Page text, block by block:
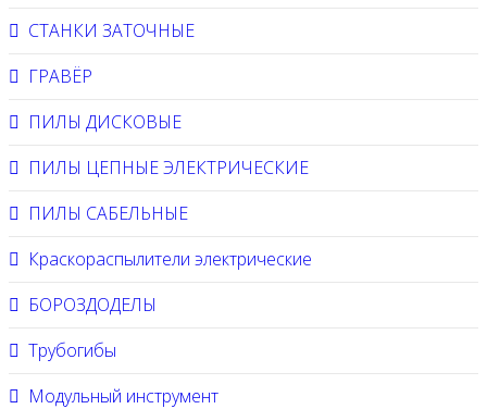
СТАНКИ ЗАТОЧНЫЕ
ГРАВЁР
ПИЛЫ ДИСКОВЫЕ
ПИЛЫ ЦЕПНЫЕ ЭЛЕКТРИЧЕСКИЕ
ПИЛЫ САБЕЛЬНЫЕ
Краскораспылители электрические
БОРОЗДОДЕЛЫ
Трубогибы
Модульный инструмент